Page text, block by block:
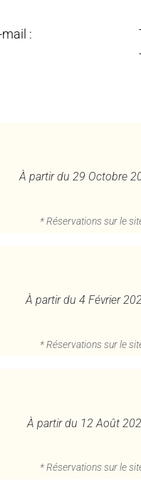
:
À partir du 29 Octobre
* Réservations sur le
À partir du 4 Février
* Réservations sur le
À partir du 12 Août
* Réservations sur le